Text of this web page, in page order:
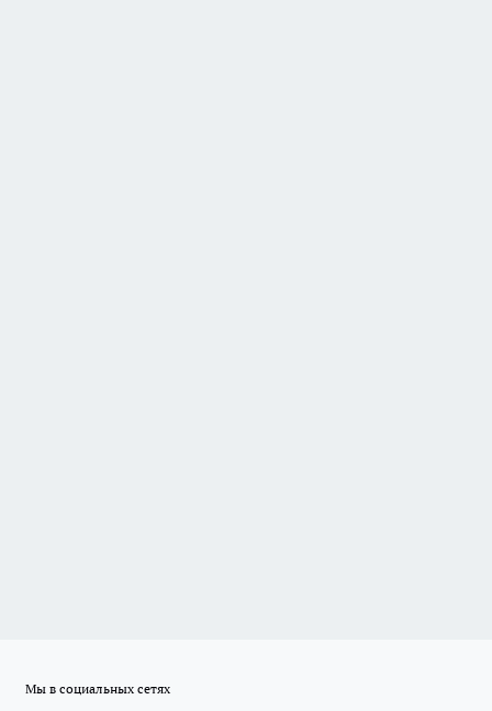
Мы в социальных сетях